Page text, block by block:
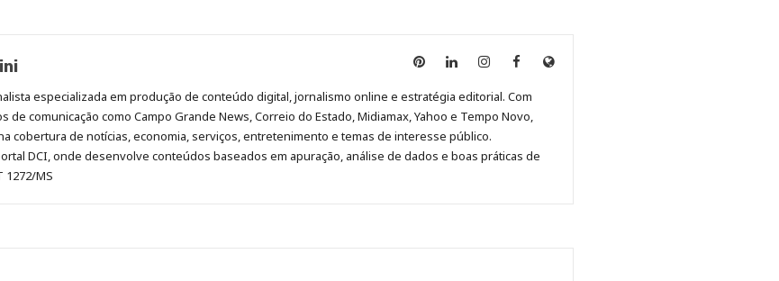
Anny
no
Pinterest
Anny
no
LinkedIn
Anny
no
Instagram
Anny
no
Facebook
Site
especializada em produção de conteúdo digital, jornalismo online e estratégia editorial. Com
de comunicação como Campo Grande News, Correio do Estado, Midiamax, Yahoo e Tempo Novo,
cobertura de notícias, economia, serviços, entretenimento e temas de interesse público.
DCI, onde desenvolve conteúdos baseados em apuração, análise de dados e boas práticas de
1272/MS